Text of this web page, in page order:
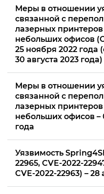
Меры в отношении
связанной с
лазерных
небольших офисов
25 ноября 2022 года
30 августа 2023 года)
Меры в отношении
связанной с
лазерных
небольших офисов –
года
Уязвимость
22965, CVE-2022-
CVE-2022-22963) –